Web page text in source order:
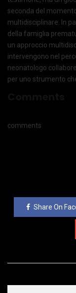
seconda del
multidisciplinare. In
della famiglia
un approccio
intervengono nel
neonatologo
per uno strumento
comments
Share On